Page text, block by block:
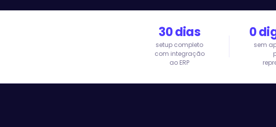
30 dias
setup completo
com integração
ao ERP
0
sem